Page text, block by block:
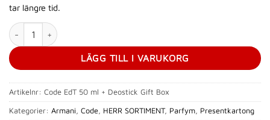
tar längre tid.
Armani Code EdT 50 ml + Deostick Gift Box mängd
LÄGG TILL I VARUKORG
Artikelnr: Code EdT 50 ml + Deostick Gift Box
Kategorier: Armani, Code, HERR SORTIMENT, Parfym, Presentkartong